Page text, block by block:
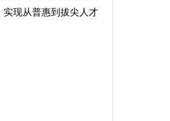
实现从普惠到拔尖人才